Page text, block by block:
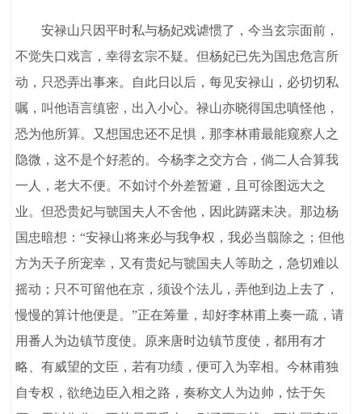
安禄山只因平时私与杨妃戏谑惯了，今当玄宗面前，
不觉失口戏言，幸得玄宗不疑。但杨妃已先为国忠危言所
动，只恐弄出事来。自此日以后，每见安禄山，必切切私
嘱，叫他语言缜密，出入小心。禄山亦晓得国忠嗔怪他，
恐为他所算。又想国忠还不足惧，那李林甫最能窥察人之
隐微，这不是个好惹的。今杨李之交方合，倘二人合算我
一人，老大不便。不如讨个外差暂避，且可徐图远大之
业。但恐贵妃与虢国夫人不舍他，因此踌躇未决。那边杨
国忠暗想：“安禄山将来必与我争权，我必当翦除之；但他
方为天子所宠幸，又有贵妃与虢国夫人等助之，急切难以
摇动；只不可留他在京，须设个法儿，弄他到边上去了，
慢慢的算计他便是。”正在筹量，却好李林甫上奏一疏，请
用番人为边镇节度使。原来唐时边镇节度使，都用有才
略、有威望的文臣，若有功绩，便可入为宰相。今林甫独
自专权，欲绝边臣入相之路，奏称文人为边帅，怯于矢